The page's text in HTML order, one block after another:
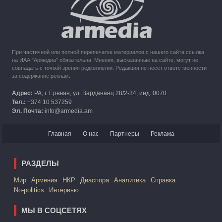
из Карабаха
При частичной или полной перепечатке материалов с нашего сайта ссылка
на ИАА "Армедиа" обязательна. Мнения, высказанные на сайте, могут не
совпадать с точкой зрения редколлегии. Редакция не несет ответственности
за содержание реклам.
Адрес: РА, г. Ереван, ул. Вардананц 28/2-34, инд. 0070
Тел.: +374 10 537259
Эл. Почта: info@armedia.am
Главная О нас Партнеры Реклама
РАЗДЕЛЫ
Mир Армения НКР Диаспора Аналитика
Справка
No-politics
Интервью
МЫ В СОЦСЕТЯХ